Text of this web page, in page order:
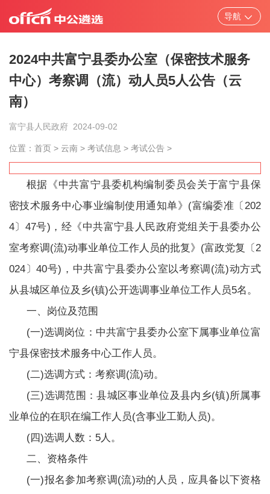
导航
2024中共富宁县委办公室（保密技术服务
中心）考察调（流）动人员5人公告（云
南）
富宁县人民政府 2024-09-02
位置： 首页> 云南> 考试信息 > 考试公告>
根据《中共富宁县委机构编制委员会关于富宁县保
密技术服务中心事业编制使用通知单》(富编委准〔202
4〕47号)，经《中共富宁县人民政府党组关于县委办公
室考察调(流)动事业单位工作人员的批复》(富政党复〔2
024〕40号)，中共富宁县委办公室以考察调(流)动方式
从县城区单位及乡(镇)公开选调事业单位工作人员5名。
一、岗位及范围
(一)选调岗位：中共富宁县委办公室下属事业单位富
宁县保密技术服务中心工作人员。
(二)选调方式：考察调(流)动。
(三)选调范围：县城区事业单位及县内乡(镇)所属事
业单位的在职在编工作人员(含事业工勤人员)。
(四)选调人数：5人。
二、资格条件
(一)报名参加考察调(流)动的人员，应具备以下资格
职位表 成绩查询